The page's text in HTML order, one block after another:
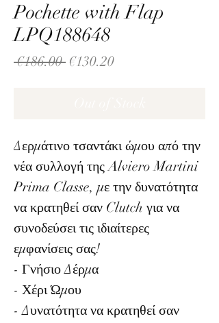
Pochette with Flap
LPQ188648
€186.00 Regular
€130.20Sale
Δερμάτινο τσαντάκι ώμου από την
νέα συλλογή της Alviero Martini
Prima Classe, με την δυνατότητα
να κρατηθεί σαν Clutch για να
συνοδεύσει τις ιδιαίτερες
εμφανίσεις σας!
- Γνήσιο Δέρμα
- Χέρι Ώμου
- Δυνατότητα να κρατηθεί σαν